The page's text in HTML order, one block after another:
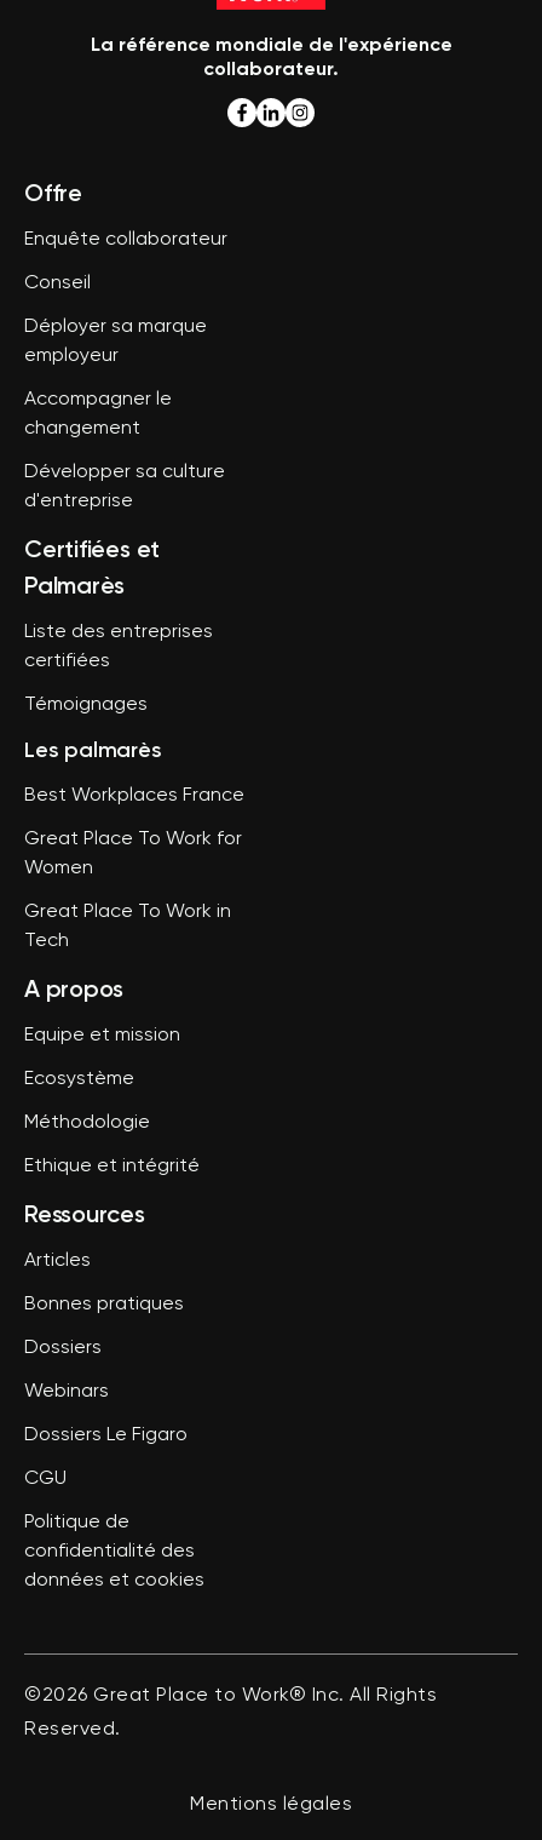
La référence mondiale de l'expérience
collaborateur.
Offre
Enquête collaborateur
Conseil
Déployer sa marque
employeur
Accompagner le
changement
Développer sa culture
d'entreprise
Certifiées et
Palmarès
Liste des entreprises
certifiées
Témoignages
Les palmarès
Best Workplaces France
Great Place To Work for
Women
Great Place To Work in
Tech
A propos
Equipe et mission
Ecosystème
Méthodologie
Ethique et intégrité
Ressources
Articles
Bonnes pratiques
Dossiers
Webinars
Dossiers Le Figaro
CGU
Politique de
confidentialité des
données et cookies
©2026 Great Place to Work® Inc. All Rights
Reserved.
Mentions légales